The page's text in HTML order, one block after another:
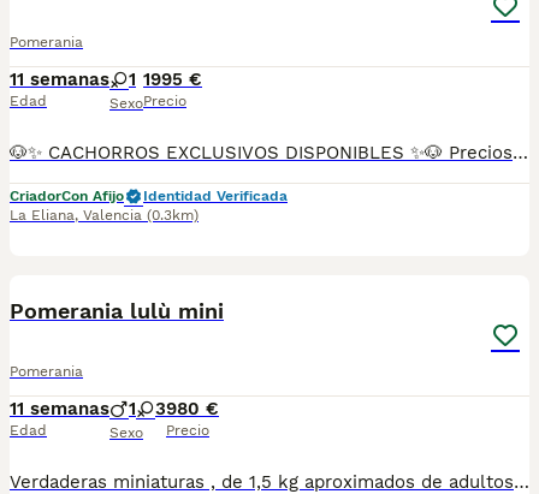
Pomerania
11 semanas
Edad
1
Sexo
1995 €
Precio
🐶✨ CACHORROS EXCLUSIVOS DISPONIBLES ✨🐶 Preciosos cachorros criados en ambiente familiar, rodeados de amor y cuidados desde el primer día ❤️ Totalmente socializados, cariñosos y acostumbrados al contacto con personas. 📦 Se entregan con todas las garantías: ✔️ Cartilla sanitaria ✔️ Vacunación al día 💉 ✔️ Desparasitación completa ✅ ✔️ Garantía vírica 😷 ✔️ Garantía congénita 👌 ✔️ Contrato de entrega ✍️ 📸 Síguenos en Instagram: @fincapaunais para ver fotos y vídeos reales ⚠️ Disponibilidad limitada ⚠️ Se reservan rápido. 📲 Contacto directo por WhatsApp: 671 454 202 Solo personas responsables
CriadorCon Afijo
Identidad Verificada
La Eliana, Valencia (0.3km)
Pomerania lulù mini
Pomerania
11 semanas
Edad
1 3
Sexo
980 €
Precio
Verdaderas miniaturas , de 1,5 kg aproximados de adultos . Esos perritos son un encanto y con un carácter maravilloso.